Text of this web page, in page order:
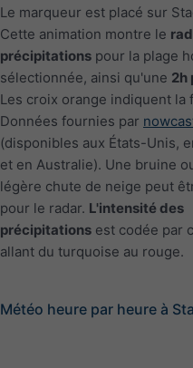
Le marqueur est placé sur
Cette animation montre le
précipitations pour la plage
sélectionnée, ainsi qu'une 2h
Les croix orange indiquent la
Données fournies par
(disponibles aux États-Unis,
et en Australie). Une bruine
légère chute de neige peut
pour le radar. L'intensité des
précipitations est codée par
allant du turquoise au rouge.
Météo heure par heure à